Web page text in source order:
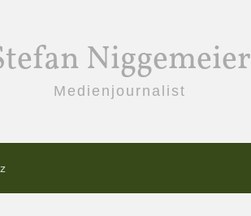
Niggemeier
Medienjournalist